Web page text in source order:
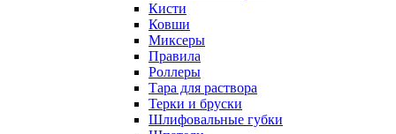
Кисти
Ковши
Миксеры
Правила
Роллеры
Тара для раствора
Терки и бруски
Шлифовальные губки